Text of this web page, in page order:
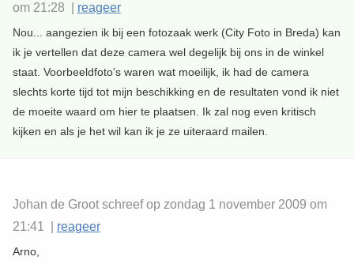
om 21:28 | reageer
Nou... aangezien ik bij een fotozaak werk (City Foto in Breda) kan
ik je vertellen dat deze camera wel degelijk bij ons in de winkel
staat. Voorbeeldfoto's waren wat moeilijk, ik had de camera
slechts korte tijd tot mijn beschikking en de resultaten vond ik niet
de moeite waard om hier te plaatsen. Ik zal nog even kritisch
kijken en als je het wil kan ik je ze uiteraard mailen.
Johan de Groot schreef op zondag 1 november 2009 om
21:41 | reageer
Arno,